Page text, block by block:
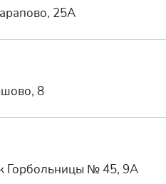
25А
8
Горбольницы № 45, 9А